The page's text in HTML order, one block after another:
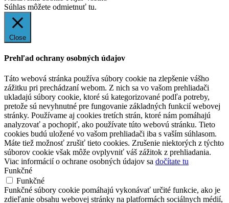
Súhlas môžete odmietnuť tu.
Close
Prehľad ochrany osobných údajov
Táto webová stránka používa súbory cookie na zlepšenie vášho
zážitku pri prechádzaní webom. Z nich sa vo vašom prehliadači
ukladajú súbory cookie, ktoré sú kategorizované podľa potreby,
pretože sú nevyhnutné pre fungovanie základných funkcií webovej
stránky. Používame aj cookies tretích strán, ktoré nám pomáhajú
analyzovať a pochopiť, ako používate túto webovú stránku. Tieto
cookies budú uložené vo vašom prehliadači iba s vaším súhlasom.
Máte tiež možnosť zrušiť tieto cookies. Zrušenie niektorých z týchto
súborov cookie však môže ovplyvniť váš zážitok z prehliadania.
Viac informácií o ochrane osobných údajov sa dočítate tu
Funkčné
Funkčné
Funkčné súbory cookie pomáhajú vykonávať určité funkcie, ako je
zdieľanie obsahu webovej stránky na platformách sociálnych médií,